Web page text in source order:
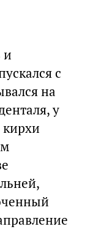
и
с
на
у